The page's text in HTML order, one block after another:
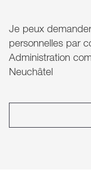
Je peux
personnelles par
Administration
Neuchâtel